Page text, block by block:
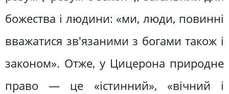
божества і людини: «ми, люди, повинні
вважатися зв'язаними з богами також і
законом». Отже, у Цицерона природне
право — це «істинний», «вічний і